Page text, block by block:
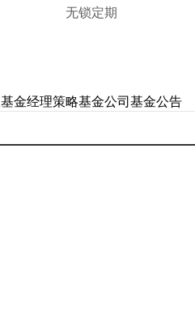
无锁定期
基金经理策略基金公司基金公告